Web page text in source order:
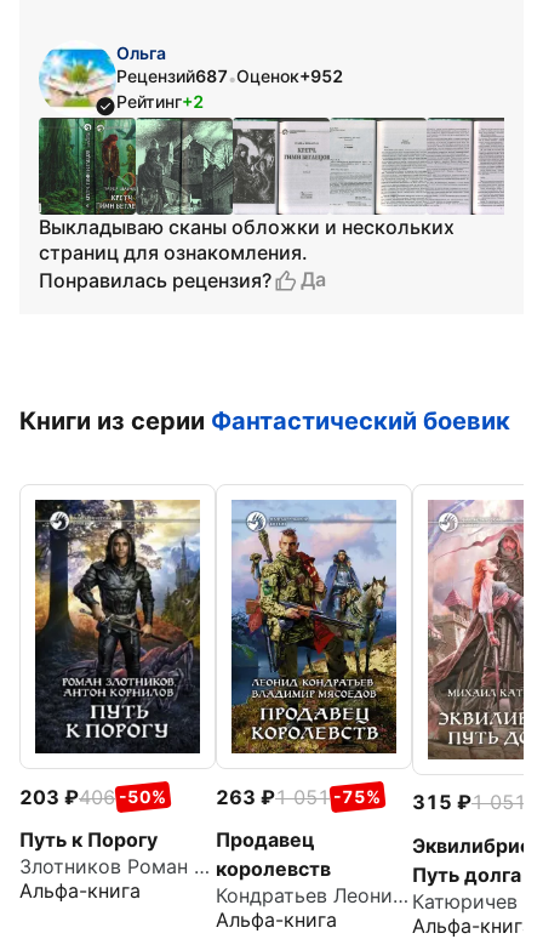
Ольга
Рецензий687•Оценок+952
Рейтинг+2
Выкладываю сканы обложки и нескольких
страниц для ознакомления.
Понравилась рецензия?
Да
Книги из серии Фантастический боевик
203 406 -50%
Путь к Порогу
Злотников Роман Валерьевич
Альфа-книга
263 1 051 -75%
Продавец
королевств
Кондратьев Леонид Владимирович
Альфа-книга
315 1 051
Путь долга
Альфа-книга